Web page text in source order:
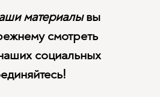
материалывы
смотреть
социальных